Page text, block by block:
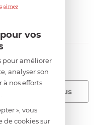
124
vos
pour améliorer
analyser son
nos efforts
», vous
de cookies sur